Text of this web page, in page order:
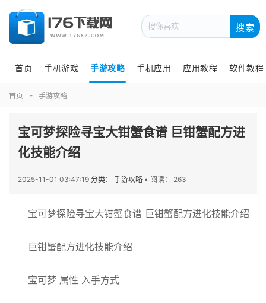
搜索
首页 手机游戏 手游攻略 手机应用 应用教程 软件教程
首页 手游攻略
宝可梦探险寻宝大钳蟹食谱 巨钳蟹配方进
化技能介绍
2025-11-01 03:47:19 分类： 手游攻略 • 阅读： 263
宝可梦探险寻宝大钳蟹食谱 巨钳蟹配方进化技能介绍
巨钳蟹配方进化技能介绍
宝可梦 属性 入手方式